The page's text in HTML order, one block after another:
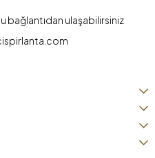
bağlantıdan ulaşabilirsiniz